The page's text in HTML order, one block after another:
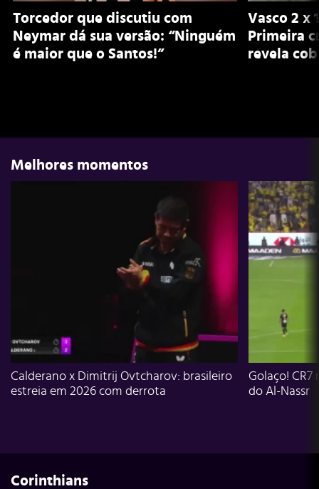
Torcedor que discutiu com
Neymar dá sua versão: “Ninguém
é maior que o Santos!”
Vasco 2 x
Primeira
revela
Melhores momentos
Calderano x Dimitrij Ovtcharov: brasileiro
estreia em 2026 com derrota
Golaço!
do Al-Nassr
Corinthians